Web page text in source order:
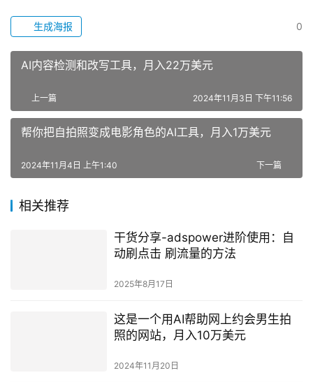
0
生成海报
AI内容检测和改写工具，月入22万美元
上一篇 2024年11月3日 下午11:56
帮你把自拍照变成电影角色的AI工具，月入1万美元
下一篇
2024年11月4日 上午1:40
相关推荐
干货分享-adspower进阶使用：自
动刷点击 刷流量的方法
2025年8月17日
这是一个用AI帮助网上约会男生拍
照的网站，月入10万美元
2024年11月20日